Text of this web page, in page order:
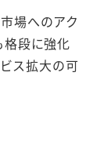
場へのアク
段に強化
ス拡大の可